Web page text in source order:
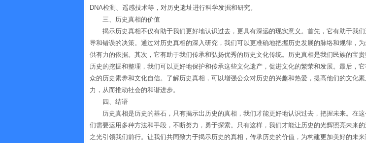
DNA检测、遥感技术等，对历史遗址进行科学发掘和研究。
三、历史真相的价值
揭示历史真相不仅有助于我们更好地认识过去，更具有深远的现实意义。首先，它有助于我
导和错误的决策。通过对历史真相的深入研究，我们可以更准确地把握历史发展的脉络和规律，
供有力的依据。其次，它有助于我们传承和弘扬优秀的历史文化传统。历史真相是我们民族的宝
历史的挖掘和整理，我们可以更好地保护和传承这些文化遗产，促进文化的繁荣和发展。最后，
众的历史素养和文化自信。了解历史真相，可以增强公众对历史的兴趣和热爱，提高他们的文化
力，从而推动社会的和谐进步。
四、结语
历史真相是历史的基石，只有揭示出历史的真相，我们才能更好地认识过去，把握未来。在
们需要运用多种方法和手段，不断努力，勇于探索。只有这样，我们才能让历史的光辉照亮未来
之光引领我们前行。让我们共同致力于揭示历史的真相，传承历史的价值，为构建更加美好的未来